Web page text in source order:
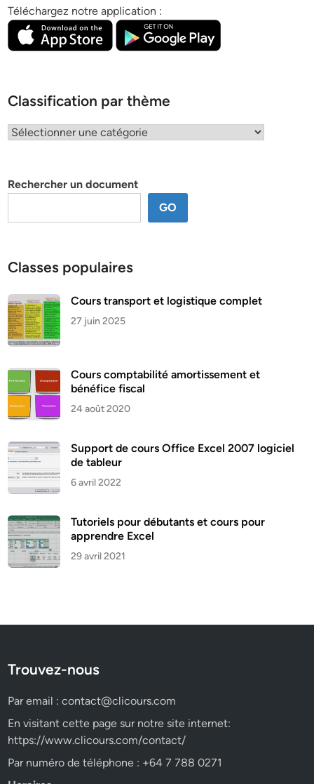
Téléchargez notre application :
Classification par thème
Classification
Rechercher un document
GO
Classes populaires
Cours transport et logistique complet
27 juin 2025
Cours comptabilité amortissement et
bénéfice fiscal
24 août 2020
Support de cours Office Excel 2007 logiciel
de tableur
6 avril 2022
Tutoriels pour débutants et cours pour
apprendre Excel
29 avril 2021
Trouvez-nous
Par email :contact@clicours.com
En visitant cette page sur notre site internet:
https://www.clicours.com/contact/
Par numéro de téléphone : +64 7 788 0271